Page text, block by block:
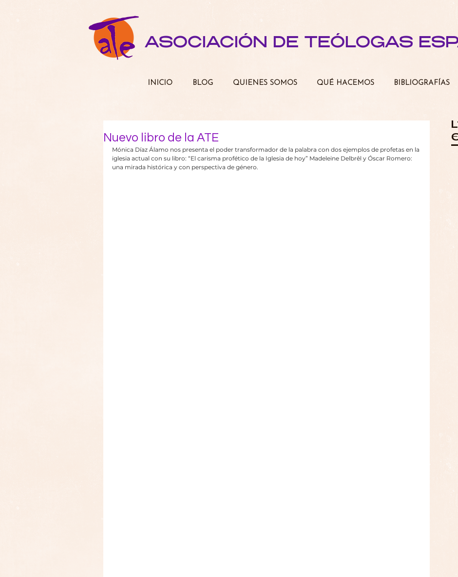
ASOCIACIÓN DE TEÓLOGAS
Nuevo libro de la ATE
Mónica Díaz Álamo nos presenta el poder transformador de la palabra con dos ejemplos de profetas en la
iglesia actual con su libro: “El carisma profético de la Iglesia de hoy” Madeleine Delbrêl y Óscar Romero:
una mirada histórica y con perspectiva de género.
INICIO BLOG QUIENES SOMOS QUÉ HACEMOS BIBLIOGRAFÍAS